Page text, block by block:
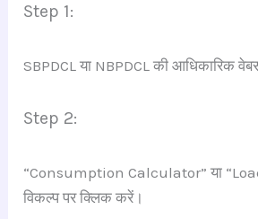
Step 1:
SBPDCL या NBPDCL की आधिकारिक
Step 2:
“Consumption Calculator” या
विकल्प पर क्लिक करें।